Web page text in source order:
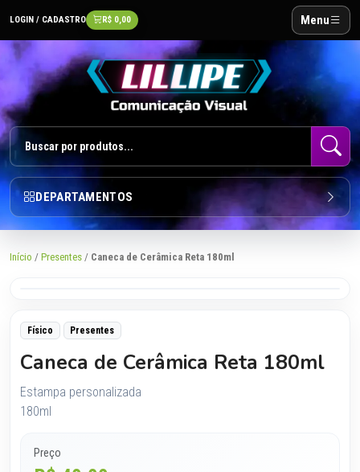
LOGIN / CADASTRO R$ 0,00 Menu
DEPARTAMENTOS
Início / Presentes / Caneca de Cerâmica Reta 180ml
Físico Presentes
Caneca de Cerâmica Reta 180ml
Estampa personalizada
180ml
Preço